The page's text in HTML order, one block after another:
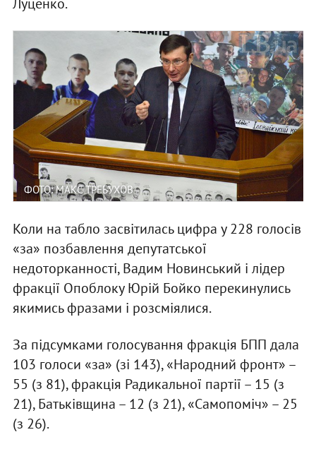
ФОТО: МАКС ТРЕБУХОВ
Коли на табло засвітилась цифра у 228 голосів
«за» позбавлення депутатської
недоторканності, Вадим Новинський і лідер
фракції Опоблоку Юрій Бойко перекинулись
якимись фразами і розсміялися.
За підсумками голосування фракція БПП дала
103 голоси «за» (зі 143), «Народний фронт» –
55 (з 81), фракція Радикальної партії – 15 (з
21), Батьківщина – 12 (з 21), «Самопоміч» – 25
(з 26).